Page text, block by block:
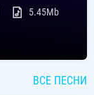
5.45Mb
ВСЕ ПЕСНИ